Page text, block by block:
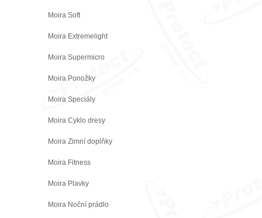
Moira Soft
Moira Extremelight
Moira Supermicro
Moira Ponožky
Moira Speciály
Moira Cyklo dresy
Moira Zimní doplňky
Moira Fitness
Moira Plavky
Moira Noční prádlo